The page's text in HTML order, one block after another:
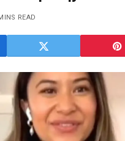
READ